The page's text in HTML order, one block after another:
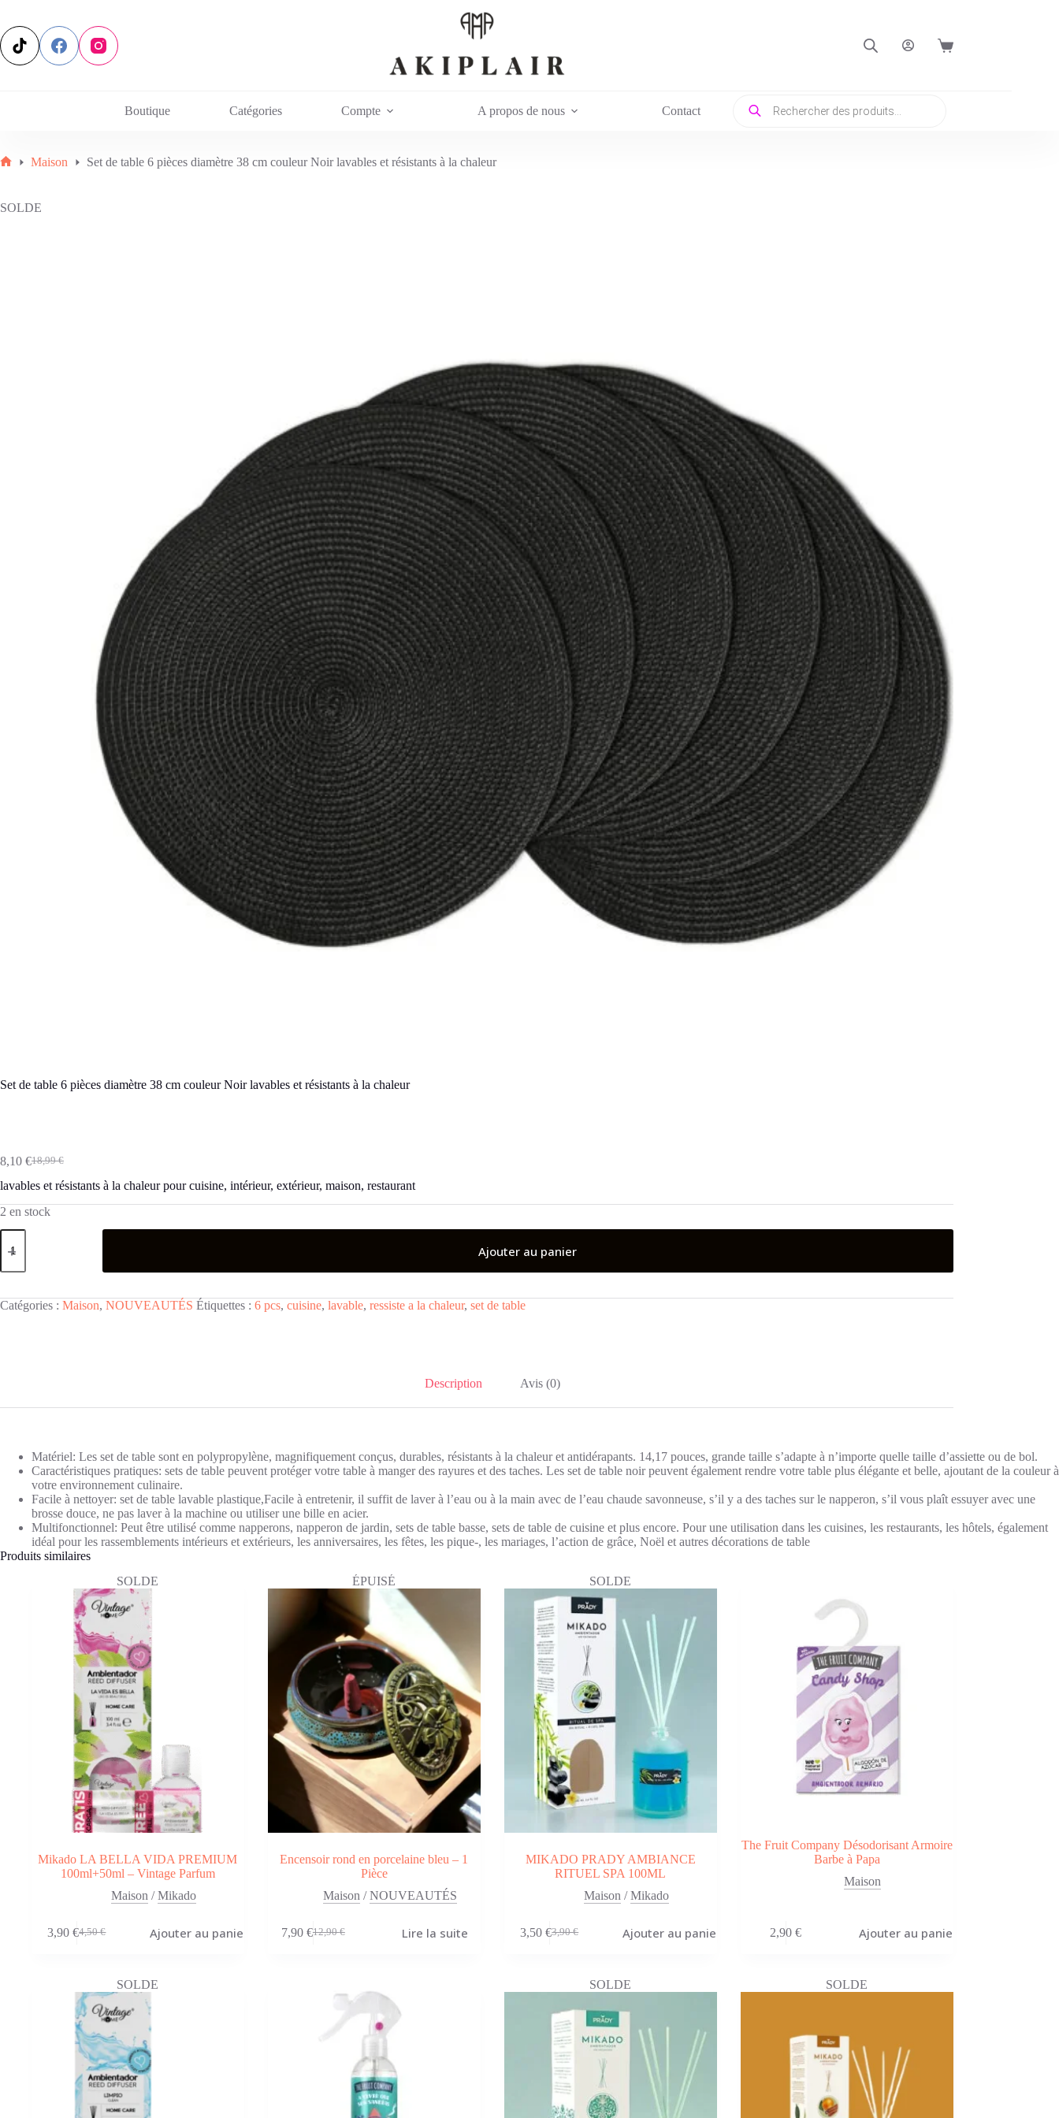
contenu
Panier
Boutique Catégories Compte A propos de nous Contact
Maison Set de table 6 pièces diamètre 38 cm couleur Noir lavables et résistants à la chaleur
SOLDE
Set de table 6 pièces diamètre 38 cm couleur Noir lavables et résistants à la chaleur
18,99€
Le
prix
était :
8,10 €Le
prix
est :
lavables et résistants à la chaleur pour cuisine, intérieur, extérieur, maison, restaurant
2 en stock
quantité
de
6
pièces
et
chaleur
Ajouter au panier
Catégories : Maison, NOUVEAUTÉS Étiquettes : 6 pcs, cuisine, lavable, ressiste a la chaleur, set de table
Description Avis (0)
Matériel: Les set de table sont en polypropylène, magnifiquement conçus, durables, résistants à la chaleur et antidérapants. 14,17 pouces, grande taille s’adapte à n’importe quelle taille d’assiette ou de bol.
Caractéristiques pratiques: sets de table peuvent protéger votre table à manger des rayures et des taches. Les set de table noir peuvent également rendre votre table plus élégante et belle, ajoutant de la couleur à
votre environnement culinaire.
Facile à nettoyer: set de table lavable plastique,Facile à entretenir, il suffit de laver à l’eau ou à la main avec de l’eau chaude savonneuse, s’il y a des taches sur le napperon, s’il vous plaît essuyer avec une
brosse douce, ne pas laver à la machine ou utiliser une bille en acier.
Multifonctionnel: Peut être utilisé comme napperons, napperon de jardin, sets de table basse, sets de table de cuisine et plus encore. Pour une utilisation dans les cuisines, les restaurants, les hôtels, également
idéal pour les rassemblements intérieurs et extérieurs, les anniversaires, les fêtes, les pique-, les mariages, l’action de grâce, Noël et autres décorations de table
Produits similaires
SOLDE
Mikado LA BELLA VIDA PREMIUM
100ml+50ml – Vintage Parfum
Maison /Mikado
4,50€
Le
4,50 €.
3,90€Le
3,90 €.
Ajouter au panier
ÉPUISÉ
Encensoir rond en porcelaine bleu – 1
Pièce
Maison /NOUVEAUTÉS
12,90€
Le
12,90 €.
7,90 €Le
7,90 €.
Lire la suite
SOLDE
MIKADO PRADY AMBIANCE
RITUEL SPA 100ML
Maison /Mikado
3,90€
Le
3,90 €.
3,50€Le
3,50 €.
Ajouter au panier
The Fruit Company Désodorisant Armoire
Barbe à Papa
Maison
2,90€ Ajouter au panier
SOLDE SOLDE SOLDE